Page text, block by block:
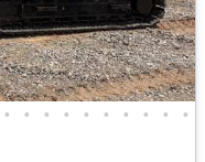
• • • • • • • • • •